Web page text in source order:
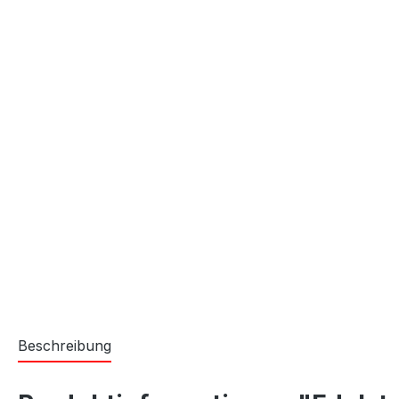
Beschreibung